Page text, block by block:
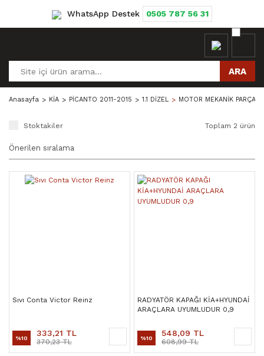
WhatsApp Destek 0505 787 56 31
ARA
Anasayfa KİA PİCANTO 2011-2015 1.1 DİZEL MOTOR MEKANİK
Stoktakiler Toplam 2 ürün
Sıvı Conta Victor Reinz
%10 333,21 TL
370,23 TL
RADYATÖR KAPAĞI KİA+HYUNDAİ
ARAÇLARA UYUMLUDUR 0,9
%10 548,09 TL
608,99 TL